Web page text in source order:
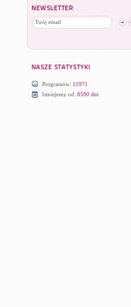
Programów: 11971
Istniejemy od: 8590 dni